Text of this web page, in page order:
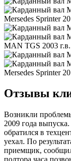
Mersedes Sprinter
MAN TGS 2003 г.в.
Mersedes Sprinter
Отзывы
Возникли
2009 года
обратился в
уехал. По
приемщик,